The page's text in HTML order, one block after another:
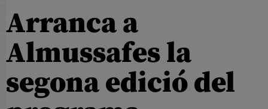
Arranca a
Almussafes la
segona edició del